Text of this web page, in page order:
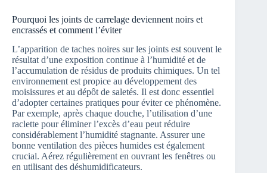
Pourquoi les joints de carrelage deviennent noirs et
encrassés et comment l’éviter
L’apparition de taches noires sur les joints est souvent le
résultat d’une exposition continue à l’humidité et de
l’accumulation de résidus de produits chimiques. Un tel
environnement est propice au développement des
moisissures et au dépôt de saletés. Il est donc essentiel
d’adopter certaines pratiques pour éviter ce phénomène.
Par exemple, après chaque douche, l’utilisation d’une
raclette pour éliminer l’excès d’eau peut réduire
considérablement l’humidité stagnante. Assurer une
bonne ventilation des pièces humides est également
crucial. Aérez régulièrement en ouvrant les fenêtres ou
en utilisant des déshumidificateurs.